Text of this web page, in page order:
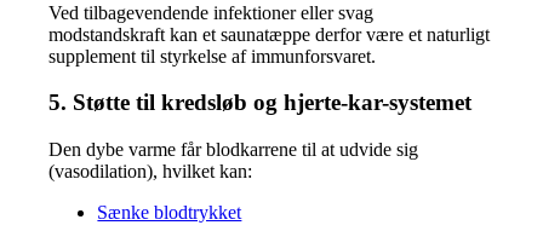
Ved tilbagevendende infektioner eller svag
modstandskraft kan et saunatæppe derfor være et naturligt
supplement til styrkelse af immunforsvaret.
5. Støtte til kredsløb og hjerte-kar-systemet
Den dybe varme får blodkarrene til at udvide sig
(vasodilation), hvilket kan:
Sænke blodtrykket